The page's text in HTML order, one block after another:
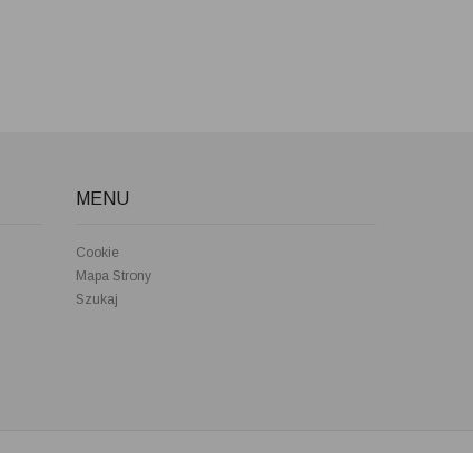
MENU
Cookie
Mapa Strony
Szukaj